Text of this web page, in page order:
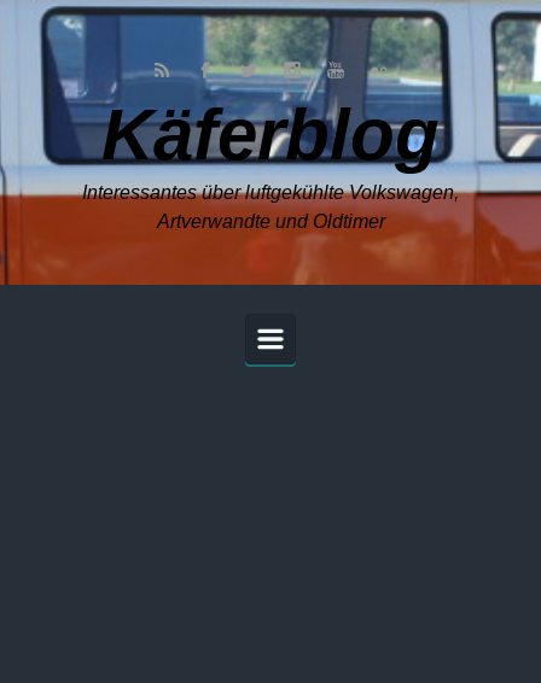
Zum Hauptinhalt springen
Käferblog
Interessantes über luftgekühlte Volkswagen,
Artverwandte und Oldtimer